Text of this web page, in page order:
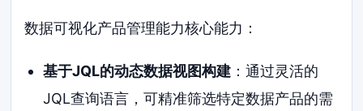
数据可视化产品管理能力核心能力：
基于JQL的动态数据视图构建：通过灵活的
JQL查询语言，可精准筛选特定数据产品的需